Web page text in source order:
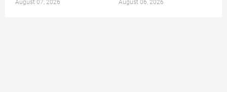
August 07, 2026 August 06, 2026